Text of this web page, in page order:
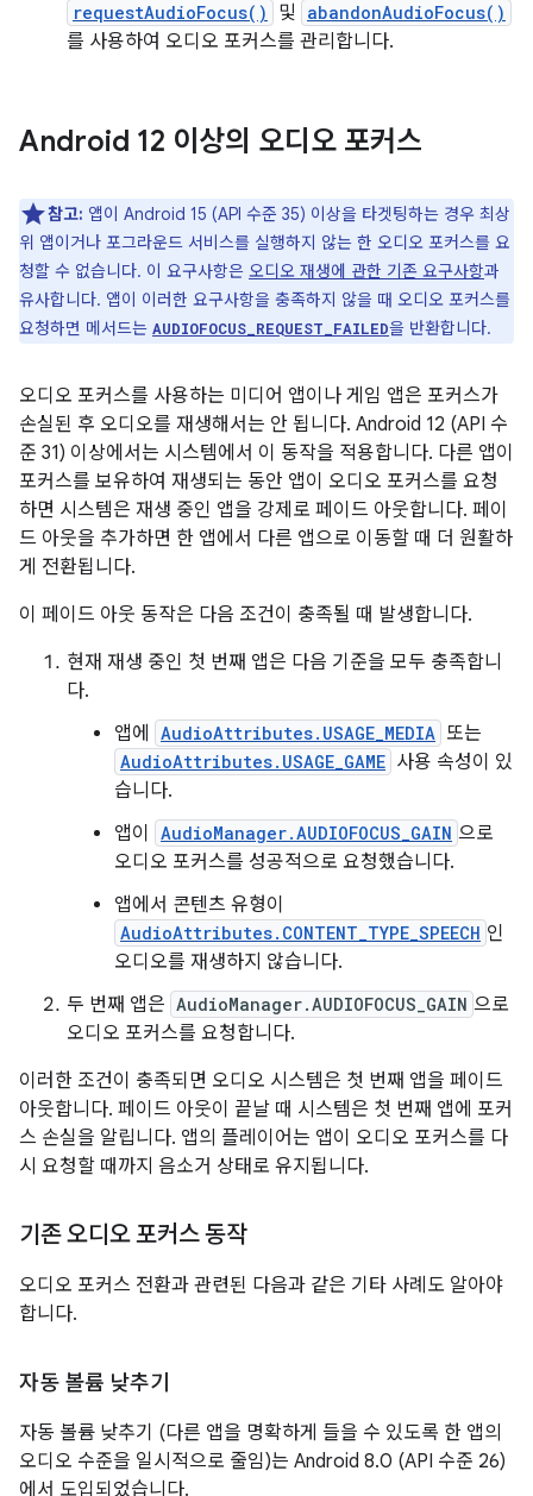
requestAudioFocus() 및 abandonAudioFocus()
를 사용하여 오디오 포커스를 관리합니다.
Android 12 이상의 오디오 포커스
참고: 앱이 Android 15 (API 수준 35) 이상을 타겟팅하는 경우 최상
위 앱이거나 포그라운드 서비스를 실행하지 않는 한 오디오 포커스를 요
청할 수 없습니다. 이 요구사항은 오디오 재생에 관한 기존 요구사항과
유사합니다. 앱이 이러한 요구사항을 충족하지 않을 때 오디오 포커스를
요청하면 메서드는 AUDIOFOCUS_REQUEST_FAILED을 반환합니다.
오디오 포커스를 사용하는 미디어 앱이나 게임 앱은 포커스가
손실된 후 오디오를 재생해서는 안 됩니다. Android 12 (API 수
준 31) 이상에서는 시스템에서 이 동작을 적용합니다. 다른 앱이
포커스를 보유하여 재생되는 동안 앱이 오디오 포커스를 요청
하면 시스템은 재생 중인 앱을 강제로 페이드 아웃합니다. 페이
드 아웃을 추가하면 한 앱에서 다른 앱으로 이동할 때 더 원활하
게 전환됩니다.
이 페이드 아웃 동작은 다음 조건이 충족될 때 발생합니다.
현재 재생 중인 첫 번째 앱은 다음 기준을 모두 충족합니
다.
앱에
AudioAttributes.USAGE_MEDIA 또는
AudioAttributes.USAGE_GAME 사용 속성이 있
습니다.
앱이
AudioManager.AUDIOFOCUS_GAIN 으로
오디오 포커스를 성공적으로 요청했습니다.
앱에서 콘텐츠 유형이
AudioAttributes.CONTENT_TYPE_SPEECH 인
오디오를 재생하지 않습니다.
두 번째 앱은 AudioManager.AUDIOFOCUS_GAIN 으로
오디오 포커스를 요청합니다.
이러한 조건이 충족되면 오디오 시스템은 첫 번째 앱을 페이드
아웃합니다. 페이드 아웃이 끝날 때 시스템은 첫 번째 앱에 포커
스 손실을 알립니다. 앱의 플레이어는 앱이 오디오 포커스를 다
시 요청할 때까지 음소거 상태로 유지됩니다.
기존 오디오 포커스 동작
오디오 포커스 전환과 관련된 다음과 같은 기타 사례도 알아야
합니다.
자동 볼륨 낮추기
자동 볼륨 낮추기 (다른 앱을 명확하게 들을 수 있도록 한 앱의
오디오 수준을 일시적으로 줄임)는 Android 8.0 (API 수준 26)
에서 도입되었습니다.